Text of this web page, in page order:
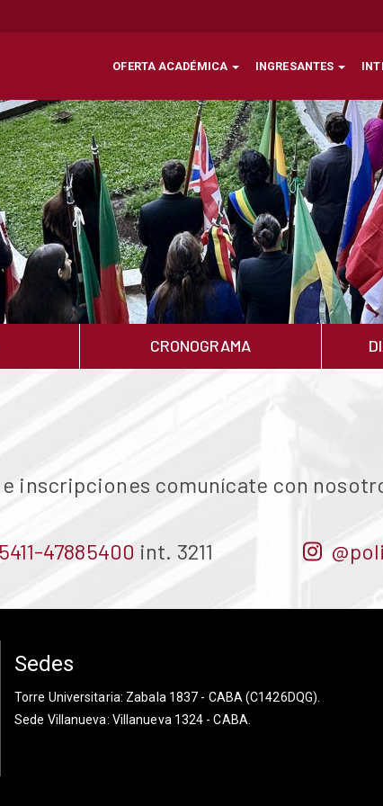
OFERTA ACADÉMICA INGRESANTES
CRONOGRAMA
inscripciones comunícate con
47885400 int. 3211
Sedes
Torre Universitaria: Zabala 1837 - CABA (C1426DQG).
Sede Villanueva: Villanueva 1324 - CABA.